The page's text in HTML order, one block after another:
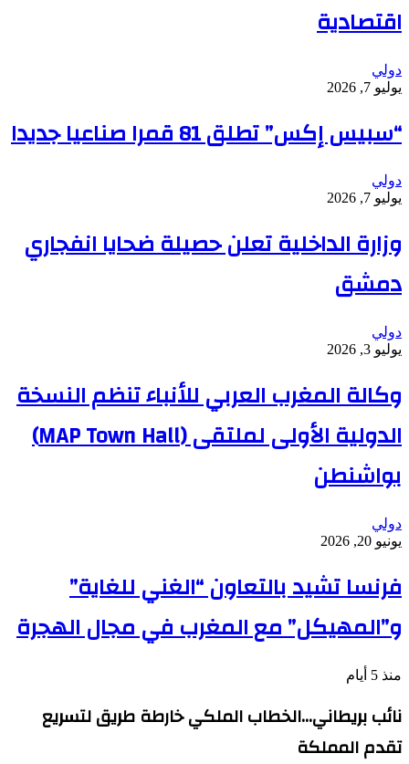
اقتصادية
دولي
يوليو 7, 2026
“سبيس إكس” تطلق 81 قمرا صناعيا جديدا
دولي
يوليو 7, 2026
وزارة الداخلية تعلن حصيلة ضحايا انفجاري
دمشق
دولي
يوليو 3, 2026
وكالة المغرب العربي للأنباء تنظم النسخة
الدولية الأولى لملتقى (MAP Town Hall)
بواشنطن
دولي
يونيو 20, 2026
فرنسا تشيد بالتعاون “الغني للغاية”
و”المهيكل” مع المغرب في مجال الهجرة
منذ 5 أيام
نائب بريطاني…الخطاب الملكي خارطة طريق لتسريع
تقدم المملكة